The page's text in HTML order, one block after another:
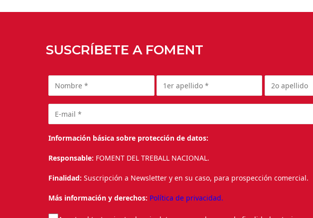
SUSCRÍBETE A FOMENT
Información básica sobre protección de datos:
Responsable: FOMENT DEL TREBALL NACIONAL.
Finalidad: Suscripción a Newsletter y en su caso, para prospección comercial.
Más información y derechos: Política de privacidad.